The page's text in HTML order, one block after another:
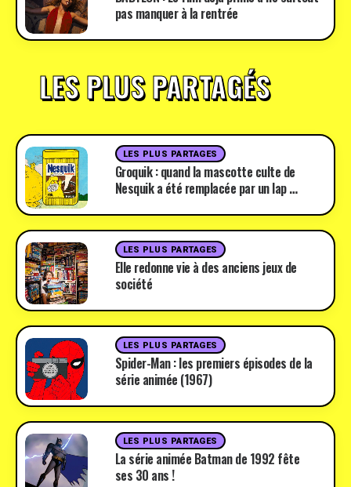
pas manquer à la rentrée
LES PLUS PARTAGÉS
LES PLUS PARTAGES
Groquik : quand la mascotte culte de
Nesquik a été remplacée par un lap …
LES PLUS PARTAGES
Elle redonne vie à des anciens jeux de
société
LES PLUS PARTAGES
Spider-Man : les premiers épisodes de la
série animée (1967)
LES PLUS PARTAGES
La série animée Batman de 1992 fête
ses 30 ans !